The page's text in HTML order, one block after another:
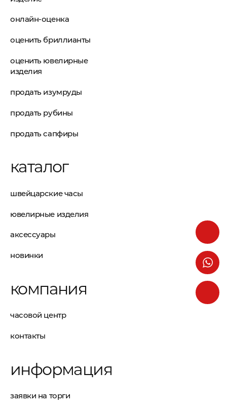
онлайн-оценка
оценить бриллианты
оценить ювелирные
изделия
продать изумруды
продать рубины
продать сапфиры
каталог
швейцарские часы
ювелирные изделия
аксессуары
новинки
компания
часовой центр
контакты
информация
заявки на торги